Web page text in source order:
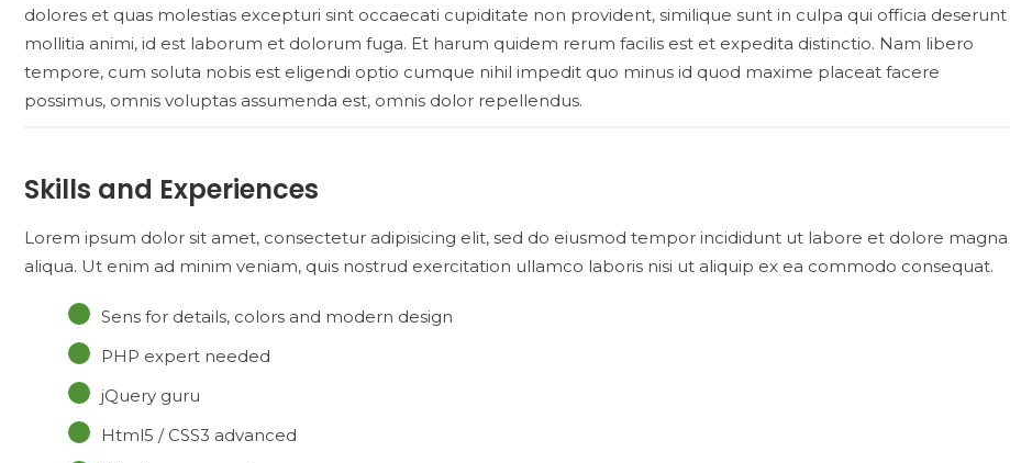
dolores et quas molestias excepturi sint occaecati cupiditate non provident, similique sunt in culpa qui officia deserunt
mollitia animi, id est laborum et dolorum fuga. Et harum quidem rerum facilis est et expedita distinctio. Nam libero
tempore, cum soluta nobis est eligendi optio cumque nihil impedit quo minus id quod maxime placeat facere
possimus, omnis voluptas assumenda est, omnis dolor repellendus.
Skills and Experiences
Lorem ipsum dolor sit amet, consectetur adipisicing elit, sed do eiusmod tempor incididunt ut labore et dolore magna
aliqua. Ut enim ad minim veniam, quis nostrud exercitation ullamco laboris nisi ut aliquip ex ea commodo consequat.
Sens for details, colors and modern design
PHP expert needed
jQuery guru
Html5 / CSS3 advanced